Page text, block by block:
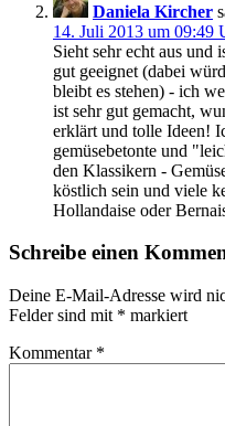
Daniela Kircher
14. Juli 2013 um 09:49
Sieht sehr echt aus und
gut geeignet (dabei
bleibt es stehen) - ich
ist sehr gut gemacht,
erklärt und tolle Ideen!
gemüsebetonte und
den Klassikern -
köstlich sein und viele
Hollandaise oder
Schreibe einen
Deine E-Mail-Adresse wird
Felder sind mit * markiert
Kommentar *